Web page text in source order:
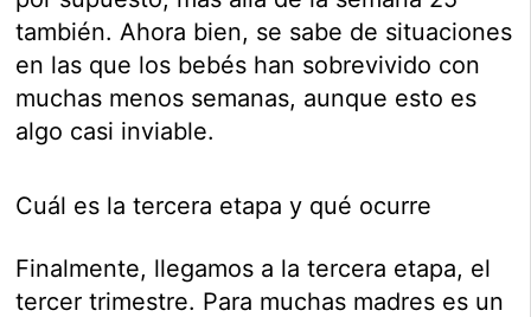
también. Ahora bien, se sabe de situaciones
en las que los bebés han sobrevivido con
muchas menos semanas, aunque esto es
algo casi inviable.
Cuál es la tercera etapa y qué ocurre
Finalmente, llegamos a la tercera etapa, el
tercer trimestre. Para muchas madres es un